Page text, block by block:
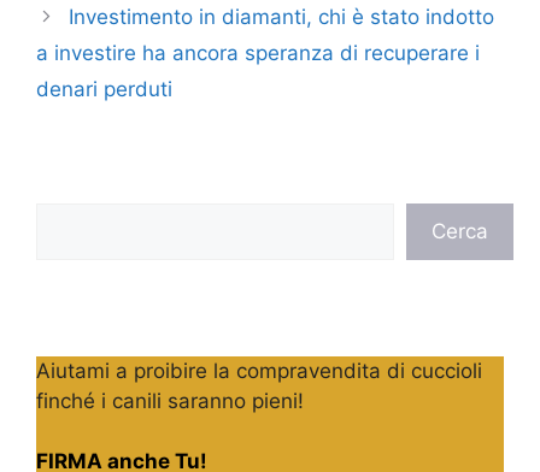
Investimento in diamanti, chi è stato indotto
a investire ha ancora speranza di recuperare i
denari perduti
Cerca
Aiutami a proibire la compravendita di cuccioli
finché i canili saranno pieni!
FIRMA anche Tu!